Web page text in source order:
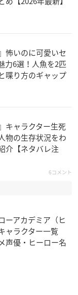
怖いのに可愛いセ
力6選！人魚を2匹
喋り方のギャップ
キャラクター生死
物の生存状況をわ
介【ネタバレ注
6コメント
ーアカデミア（ヒ
ャラクター一覧
声優・ヒーロー名